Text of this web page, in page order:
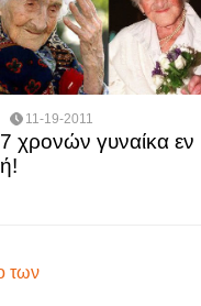
11-19-2011
χρονών γυναίκα εν
των